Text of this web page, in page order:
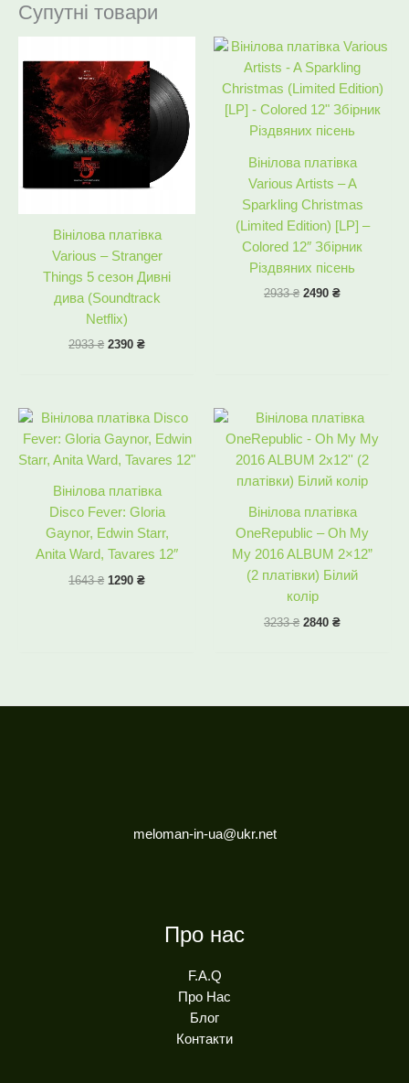
Супутні товари
Вінілова платівка
Various – Stranger
Things 5 сезон Дивні
дива (Soundtrack
Netflix)
2933₴
ціна:
2933 ₴.
2390 ₴
ціна:
2390 ₴.
Вінілова платівка
Various Artists – A
Sparkling Christmas
(Limited Edition) [LP] –
Colored 12″ Збірник
Різдвяних пісень
2933₴
Оригінальна
ціна:
2933 ₴.
2490 ₴
Поточна
ціна:
2490 ₴.
Вінілова платівка
Disco Fever: Gloria
Gaynor, Edwin Starr,
Anita Ward, Tavares 12″
1643₴
Оригінальна
1643 ₴.
1290 ₴
Поточна
1290 ₴.
Вінілова платівка
OneRepublic – Oh My
My 2016 ALBUM 2×12”
(2 платівки) Білий
колір
3233₴
Оригінальна
3233 ₴.
2840 ₴
Поточна
2840 ₴.
meloman-in-ua@ukr.net
Про нас
F.A.Q
Про Нас
Блог
Контакти